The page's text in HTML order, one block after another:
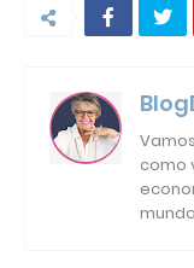
como
mundo